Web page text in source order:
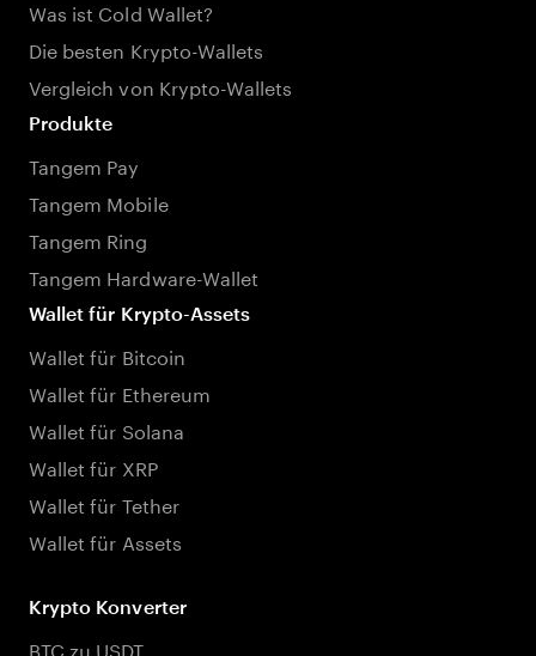
Was ist Cold Wallet?
Die besten Krypto-Wallets
Vergleich von Krypto-Wallets
Produkte
Tangem Pay
Tangem Mobile
Tangem Ring
Tangem Hardware-Wallet
Wallet für Krypto-Assets
Wallet für Bitcoin
Wallet für Ethereum
Wallet für Solana
Wallet für XRP
Wallet für Tether
Wallet für Assets
Krypto Konverter
BTC zu USDT